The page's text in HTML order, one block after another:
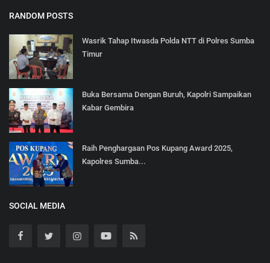
RANDOM POSTS
Wasrik Tahap Itwasda Polda NTT di Polres Sumba
Timur
Buka Bersama Dengan Buruh, Kapolri Sampaikan
Kabar Gembira
Raih Penghargaan Pos Kupang Award 2025,
Kapolres Sumba...
SOCIAL MEDIA